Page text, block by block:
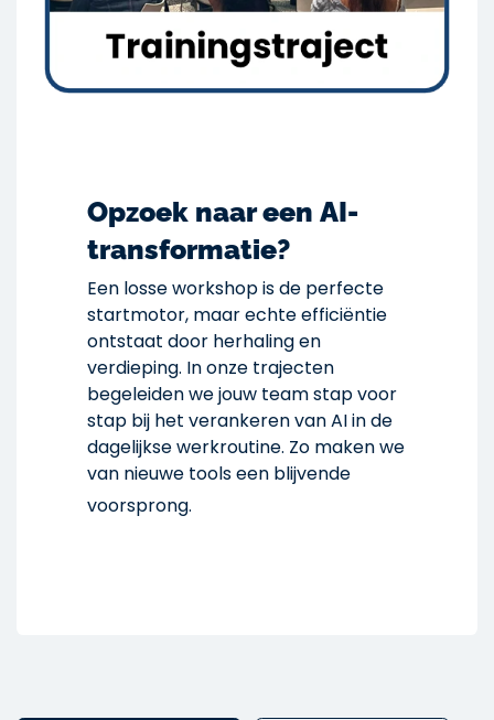
Opzoek naar een AI-
transformatie?
Een losse workshop is de perfecte
startmotor, maar echte efficiëntie
ontstaat door herhaling en
verdieping. In onze trajecten
begeleiden we jouw team stap voor
stap bij het verankeren van AI in de
dagelijkse werkroutine. Zo maken we
van nieuwe tools een blijvende
voorsprong.